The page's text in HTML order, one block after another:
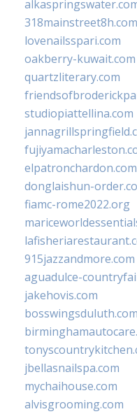
318mainstreet8h.com
lovenailsspari.com
oakberry-kuwait.com
quartzliterary.com
studiopiattellina.com
elpatronchardon.com
donglaishun-
fiamc-rome2022.org
915jazzandmore.com
aguadulce-
jakehovis.com
bosswingsduluth.com
jbellasnailspa.com
mychaihouse.com
alvisgrooming.com